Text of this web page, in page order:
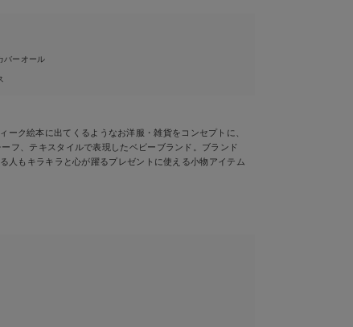
バーオール
ーク絵本に出てくるようなお洋服・雑貨をコンセプトに、
フ、テキスタイルで表現したベビーブランド。ブランド
人もキラキラと心が躍るプレゼントに使える小物アイテム